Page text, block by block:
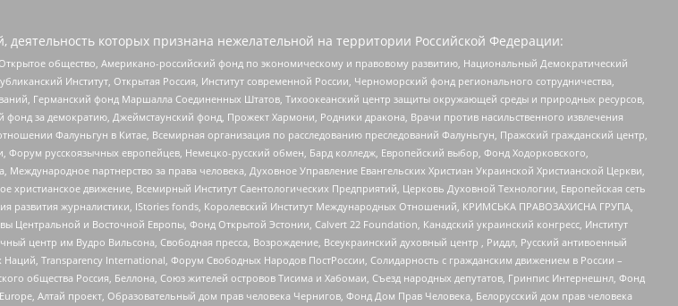
которых признана нежелательной на территории Российской Федерации:
общество, Американо-российский фонд по экономическому и правовому развитию, Национальный Демократический
Институт, Открытая Россия, Институт современной России, Черноморский фонд регионального сотрудничества,
Германский фонд Маршалла Соединенных Штатов, Тихоокеанский центр защиты окружающей среды и природных ресурсов,
фонд за демократию, Джеймстаунский фонд, Прожект Хармони, Родники дракона, Врачи против насильственного извлечения
Фалуньгун в Китае, Всемирная организация по расследованию преследований Фалуньгун, Пражский гражданский центр,
русскоязычных европейцев, Немецко-русский обмен, Бард колледж, Европейский выбор, Фонд Ходорковского,
партнерство за права человека, Духовное Управление Евангельских Христиан Украинской Христианской Церкви,
движение, Всемирный Институт Саентологических Предприятий, Церковь Духовной Технологии, Европейская сеть
журналистики, IStories fonds, Королевский Институт Международных Отношений, КРИМСЬКА ПРАВОЗАХИСНА ГРУПА,
Центральной и Восточной Европы, Фонд Открытой Эстонии, Calvert 22 Foundation, Канадский украинский конгресс, Институт
центр им Вудро Вильсона, Свободная пресса, Возрождение, Всеукраинский духовный центр , Риддл, Русский антивоенный
Transparеncy International, Форум Свободных Народов ПостРоссии, Солидарность с гражданским движением в России –
общества Россия, Беллона, Союз жителей островов Тисима и Хабомаи, Съезд народных депутатов, Гринпис Интернешнл, Фонд
Алтай проект, Образовательный дом прав человека Чернигов, Фонд Дом Прав Человека, Белорусский дом прав человека